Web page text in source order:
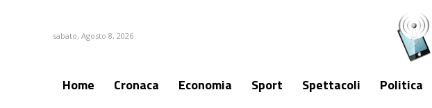
sabato, Agosto 8, 2026
Home Cronaca Economia Sport Spettacoli Politica